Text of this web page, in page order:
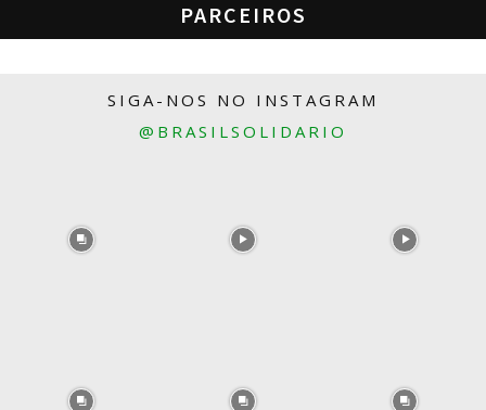
PARCEIROS
SIGA-NOS NO INSTAGRAM
@BRASILSOLIDARIO